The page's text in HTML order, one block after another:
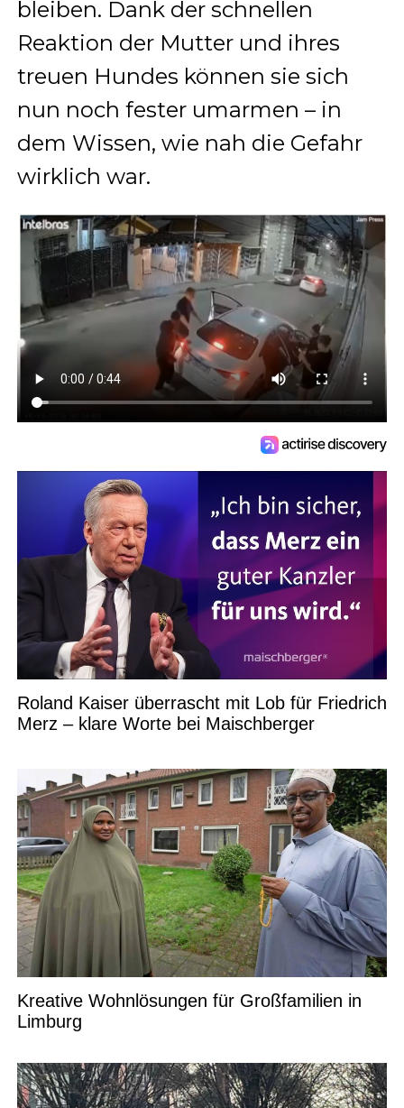
bleiben. Dank der schnellen
Reaktion der Mutter und ihres
treuen Hundes können sie sich
nun noch fester umarmen – in
dem Wissen, wie nah die Gefahr
wirklich war.
Roland Kaiser überrascht mit Lob für Friedrich
Merz – klare Worte bei Maischberger
Kreative Wohnlösungen für Großfamilien in
Limburg